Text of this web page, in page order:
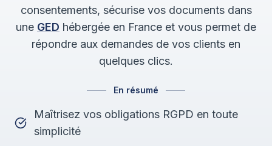
consentements, sécurise vos documents dans
une GED hébergée en France et vous permet de
répondre aux demandes de vos clients en
quelques clics.
En résumé
Maîtrisez vos obligations RGPD en toute
simplicité